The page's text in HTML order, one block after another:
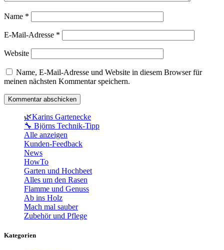
Name *
E-Mail-Adresse *
Website
Name, E-Mail-Adresse und Website in diesem Browser für
meinen nächsten Kommentar speichern.
🌿Karins Gartenecke
🔧 Björns Technik-Tipp
Alle anzeigen
Kunden-Feedback
News
HowTo
Garten und Hochbeet
Alles um den Rasen
Flamme und Genuss
Ab ins Holz
Mach mal sauber
Zubehör und Pflege
Kategorien